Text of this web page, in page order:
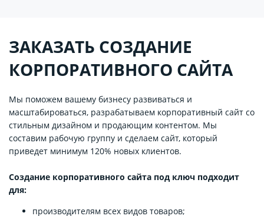
ЗАКАЗАТЬ СОЗДАНИЕ
КОРПОРАТИВНОГО САЙТА
Мы поможем вашему бизнесу развиваться и
масштабироваться, разрабатываем корпоративный сайт со
стильным дизайном и продающим контентом. Мы
составим рабочую группу и сделаем сайт, который
приведет минимум 120% новых клиентов.
Создание корпоративного сайта под ключ подходит
для:
производителям всех видов товаров;